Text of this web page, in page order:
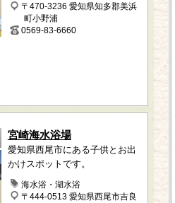
〒470-3236 愛知県知多郡美浜
町小野浦
0569-83-6660
宮崎海水浴場
愛知県西尾市にある子供とお出
かけスポットです。
海水浴・湖水浴
〒444-0513 愛知県西尾市吉良